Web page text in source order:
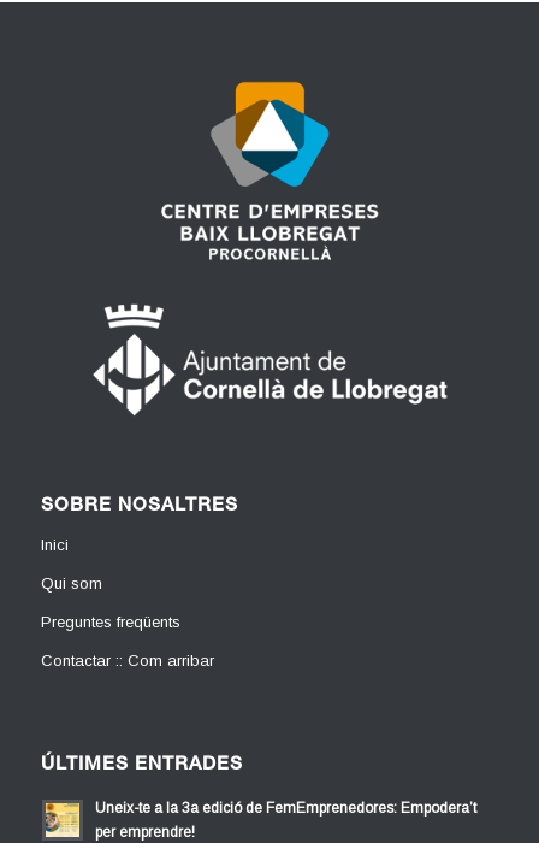
SOBRE NOSALTRES
Inici
Qui som
Preguntes freqüents
Contactar :: Com arribar
ÚLTIMES ENTRADES
Uneix-te a la 3a edició de FemEmprenedores: Empodera’t
per emprendre!